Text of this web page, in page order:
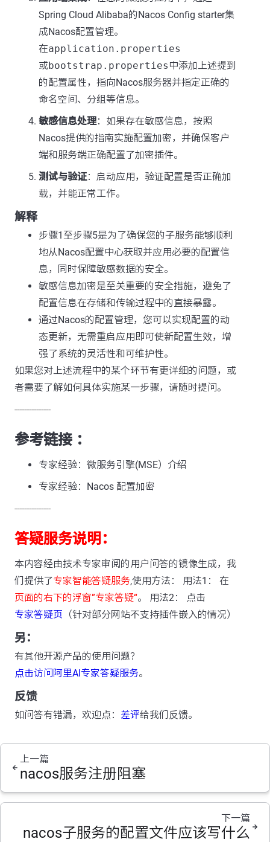
Spring Cloud Alibaba的Nacos Config starter集
成Nacos配置管理。
在application.properties
或bootstrap.properties 中添加上述提到
的配置属性，指向Nacos服务器并指定正确的
命名空间、分组等信息。
敏感信息处理：如果存在敏感信息，按照
Nacos提供的指南实施配置加密，并确保客户
端和服务端正确配置了加密插件。
测试与验证：启动应用，验证配置是否正确加
载，并能正常工作。
解释
步骤1至步骤5是为了确保您的子服务能够顺利
地从Nacos配置中心获取并应用必要的配置信
息，同时保障敏感数据的安全。
敏感信息加密是至关重要的安全措施，避免了
配置信息在存储和传输过程中的直接暴露。
通过Nacos的配置管理，您可以实现配置的动
态更新，无需重启应用即可使新配置生效，增
强了系统的灵活性和可维护性。
如果您对上述流程中的某个环节有更详细的问题，或
者需要了解如何具体实施某一步骤，请随时提问。
---------------
参考链接 ：
专家经验：微服务引擎(MSE）介绍
专家经验：Nacos 配置加密
---------------
答疑服务说明：
本内容经由技术专家审阅的用户问答的镜像生成，我
们提供了专家智能答疑服务,使用方法： 用法1： 在
页面的右下的浮窗”专家答疑“。 用法2： 点击
专家答疑页 （针对部分网站不支持插件嵌入的情况）
另：
有其他开源产品的使用问题？
点击访问阿里AI专家答疑服务。
反馈
如问答有错漏，欢迎点： 差评给我们反馈。
上一篇
nacos服务注册阻塞
下一篇
nacos子服务的配置文件应该写什么